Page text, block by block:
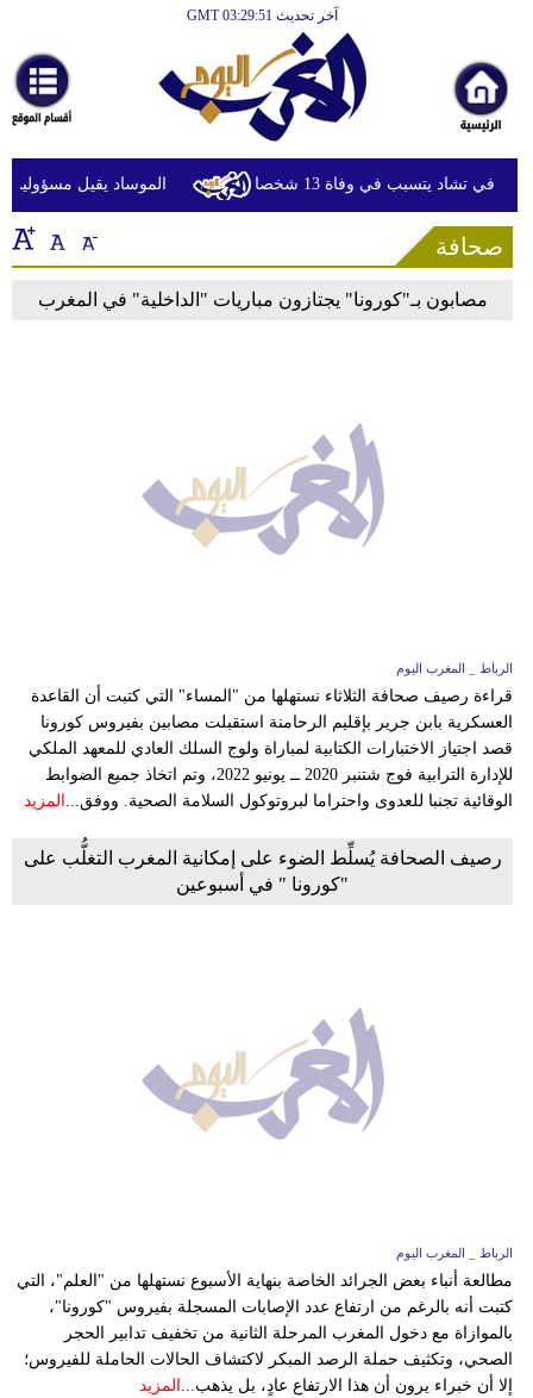
آخر تحديث GMT 03:29:51
أخبارعاجلة
رياضة
ثقافة
إقتصاد
البرلمان
المغربي
إعلام
فيديو
سيارات
الموساد يقيل مسؤولين في تشاد يتسبب في وفاة 13 شخصا
صحافة
مصابون بـ"كورونا" يجتازون مباريات "الداخلية" في المغرب
الرباط _ المغرب اليوم
قراءة رصيف صحافة الثلاثاء نستهلها من "المساء" التي كتبت أن القاعدة
العسكرية بابن جرير بإقليم الرحامنة استقبلت مصابين بفيروس كورونا
قصد اجتياز الاختبارات الكتابية لمباراة ولوج السلك العادي للمعهد الملكي
للإدارة الترابية فوج شتنبر 2020 ــ يونيو 2022، وتم اتخاذ جميع الضوابط
الوقائية تجنبا للعدوى واحتراما لبروتوكول السلامة الصحية. ووفق... المزيد
رصيف الصحافة يُسلِّط الضوء على إمكانية المغرب التغلُّب على
"كورونا " في أسبوعين
الرباط _ المغرب اليوم
مطالعة أنباء بعض الجرائد الخاصة بنهاية الأسبوع نستهلها من "العلم"، التي
كتبت أنه بالرغم من ارتفاع عدد الإصابات المسجلة بفيروس "كورونا"،
بالموازاة مع دخول المغرب المرحلة الثانية من تخفيف تدابير الحجر
الصحي، وتكثيف حملة الرصد المبكر لاكتشاف الحالات الحاملة للفيروس؛
إلا أن خبراء يرون أن هذا الارتفاع عادٍ، بل يذهب... المزيد